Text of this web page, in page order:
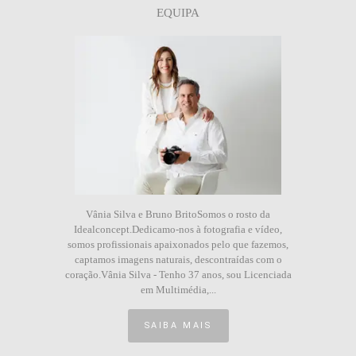
EQUIPA
Vânia Silva e Bruno BritoSomos o rosto da
Idealconcept.Dedicamo-nos à fotografia e vídeo,
somos profissionais apaixonados pelo que fazemos,
captamos imagens naturais, descontraídas com o
coração.Vânia Silva - Tenho 37 anos, sou Licenciada
em Multimédia,...
SAIBA MAIS